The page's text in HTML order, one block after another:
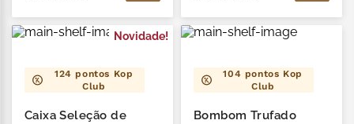
Novidade!
124 pontos Kop
Club
Caixa Seleção de
104 pontos Kop
Club
Bombom Trufado